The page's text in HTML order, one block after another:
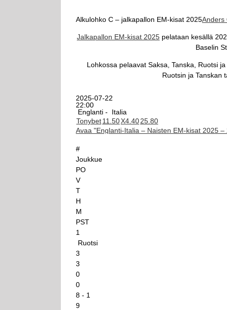
Alkulohko C – jalkapallon EM-kisat 2025Anders
Jalkapallon EM-kisat 2025 pelataan kesällä
Baselin
Lohkossa pelaavat Saksa, Tanska, Ruotsi
Ruotsin ja Tanskan
2025-07-22
22:00
Englanti -
Italia
Tonybet11.50X4.4025.80
Avaa "Englanti-Italia – Naisten EM-kisat 2025
#
Joukkue
PO
V
T
H
M
PST
1
Ruotsi
3
3
0
0
8 - 1
9